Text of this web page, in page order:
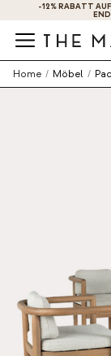
ERHALTEN
Home / Möbel /